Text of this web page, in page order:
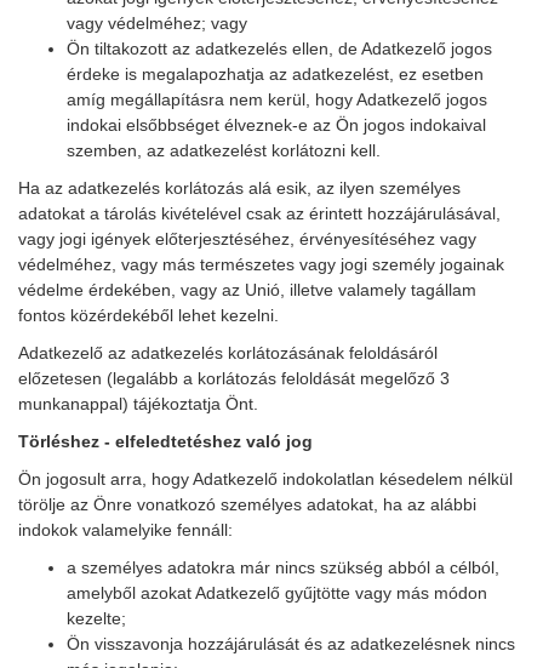
vagy védelméhez; vagy
Ön tiltakozott az adatkezelés ellen, de Adatkezelő jogos
érdeke is megalapozhatja az adatkezelést, ez esetben
amíg megállapításra nem kerül, hogy Adatkezelő jogos
indokai elsőbbséget élveznek-e az Ön jogos indokaival
szemben, az adatkezelést korlátozni kell.
Ha az adatkezelés korlátozás alá esik, az ilyen személyes
adatokat a tárolás kivételével csak az érintett hozzájárulásával,
vagy jogi igények előterjesztéséhez, érvényesítéséhez vagy
védelméhez, vagy más természetes vagy jogi személy jogainak
védelme érdekében, vagy az Unió, illetve valamely tagállam
fontos közérdekéből lehet kezelni.
Adatkezelő az adatkezelés korlátozásának feloldásáról
előzetesen (legalább a korlátozás feloldását megelőző 3
munkanappal) tájékoztatja Önt.
Törléshez - elfeledtetéshez való jog
Ön jogosult arra, hogy Adatkezelő indokolatlan késedelem nélkül
törölje az Önre vonatkozó személyes adatokat, ha az alábbi
indokok valamelyike fennáll:
a személyes adatokra már nincs szükség abból a célból,
amelyből azokat Adatkezelő gyűjtötte vagy más módon
kezelte;
Ön visszavonja hozzájárulását és az adatkezelésnek nincs